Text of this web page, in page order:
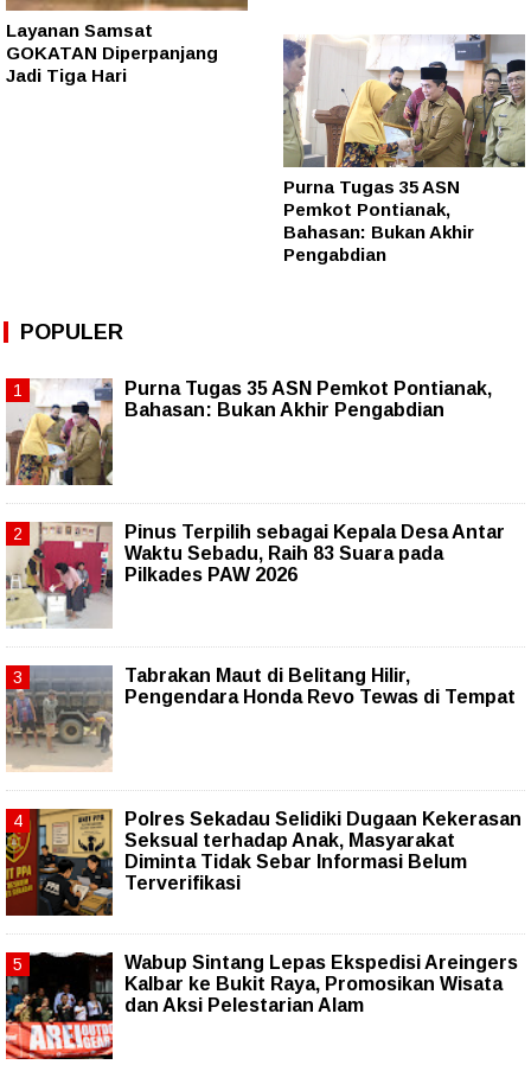
Layanan Samsat
GOKATAN Diperpanjang
Jadi Tiga Hari
Purna Tugas 35 ASN
Pemkot Pontianak,
Bahasan: Bukan Akhir
Pengabdian
POPULER
Purna Tugas 35 ASN Pemkot Pontianak,
Bahasan: Bukan Akhir Pengabdian
Pinus Terpilih sebagai Kepala Desa Antar
Waktu Sebadu, Raih 83 Suara pada
Pilkades PAW 2026
Tabrakan Maut di Belitang Hilir,
Pengendara Honda Revo Tewas di Tempat
Polres Sekadau Selidiki Dugaan Kekerasan
Seksual terhadap Anak, Masyarakat
Diminta Tidak Sebar Informasi Belum
Terverifikasi
Wabup Sintang Lepas Ekspedisi Areingers
Kalbar ke Bukit Raya, Promosikan Wisata
dan Aksi Pelestarian Alam